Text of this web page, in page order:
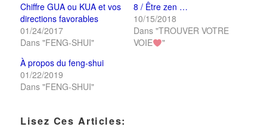
Chiffre GUA ou KUA et vos
directions favorables
01/24/2017
Dans "FENG-SHUI"
8 / Être zen …
10/15/2018
Dans "TROUVER VOTRE
VOIE
"
À propos du feng-shui
01/22/2019
Dans "FENG-SHUI"
Lisez Ces Articles: